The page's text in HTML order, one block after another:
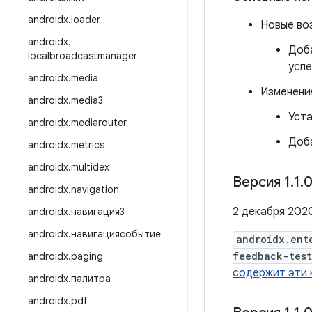
androidx.loader
androidx.
localbroadcastmanager
androidx.media
androidx.media3
androidx.mediarouter
androidx.metrics
androidx.multidex
androidx.navigation
androidx.навигация3
androidx.навигациясобытие
androidx.paging
androidx.палитра
androidx.pdf
Новые
Версия 1.1.
2 декабря
feedback-
содержит эти